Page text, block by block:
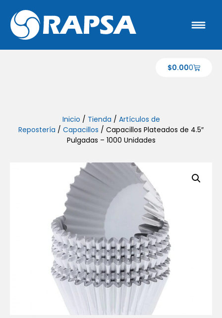
$0.000
Inicio / Tienda / Artículos de
Repostería / Capacillos / Capacillos Plateados de 4.5″
Pulgadas – 1000 Unidades